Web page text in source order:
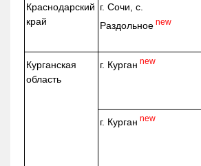
Краснодарский
край
г. Сочи, с.
Раздольное new
Курганская
область
г. Курган new
г. Курган new